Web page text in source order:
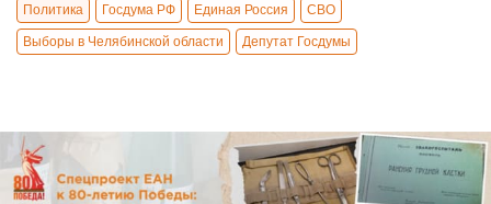
Политика Госдума РФ Единая Россия СВО
Выборы в Челябинской области Депутат Госдумы